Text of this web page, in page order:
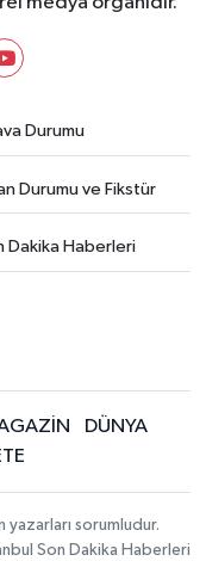
Durumu
Durumu ve Fikstür
Dakika Haberleri
DÜNYA
yazarları sorumludur.
Son Dakika Haberleri